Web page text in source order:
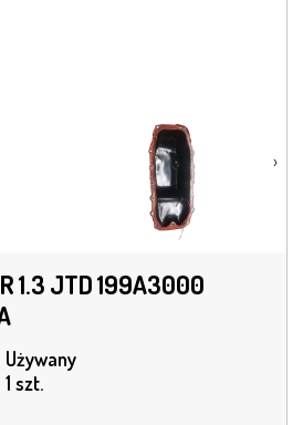
›
1.3 JTD 199A3000
Używany
1 szt.